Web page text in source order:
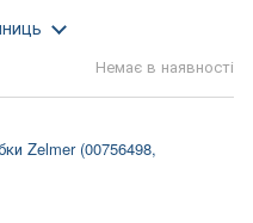
Немає в наявності
Zelmer (00756498,